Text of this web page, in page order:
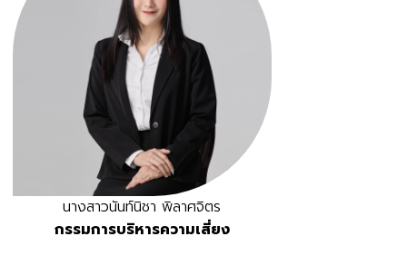
นางสาวนันท์นิชา พิลาศจิตร
กรรมการบริหารความเสี่ยง